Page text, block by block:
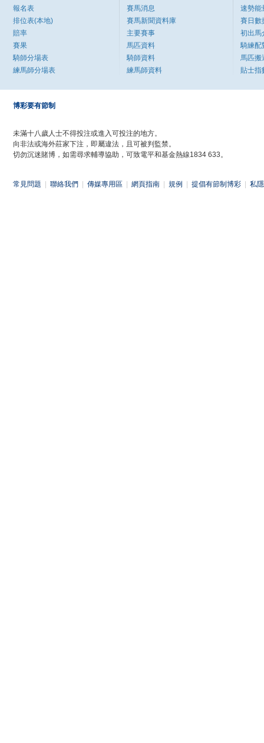
報名表
排位表(本地)
賠率
賽果
騎師分場表
練馬師分場表
賽馬消息
賽馬新聞資料庫
主要賽事
馬匹資料
騎師資料
練馬師資料
速勢能
賽日數
初出馬
騎練配
馬匹搬
貼士指
博彩要有節制
未滿十八歲人士不得投注或進入可投注的地方。
向非法或海外莊家下注，即屬違法，且可被判監禁。
切勿沉迷賭博，如需尋求輔導協助，可致電平和基金熱線1834 633。
常見問題 聯絡我們 傳媒專用區 網頁指南 規例 提倡有節制博彩 私